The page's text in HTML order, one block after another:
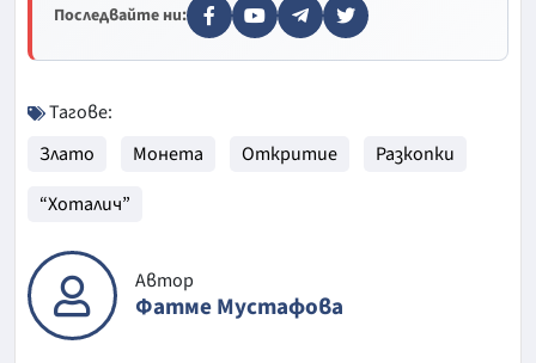
Последвайте ни:
Тагове:
Злато
Монета Откритие
Разкопки
“Хоталич”
Автор
Фатме Мустафова